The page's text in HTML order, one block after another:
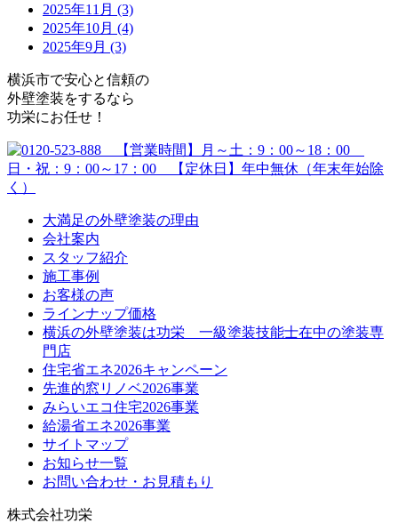
2025年11月 (3)
2025年10月 (4)
2025年9月 (3)
横浜市で安心と信頼の
外壁塗装をするなら
功栄にお任せ！
大満足の外壁塗装の理由
会社案内
スタッフ紹介
施工事例
お客様の声
ラインナップ価格
横浜の外壁塗装は功栄 一級塗装技能士在中の塗装専
門店
住宅省エネ2026キャンペーン
先進的窓リノベ2026事業
みらいエコ住宅2026事業
給湯省エネ2026事業
サイトマップ
お知らせ一覧
お問い合わせ・お見積もり
株式会社功栄